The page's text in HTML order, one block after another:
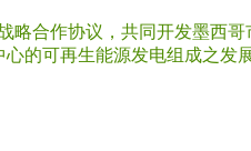
略合作协议，共同开发墨西哥
心的可再生能源发电组成之发